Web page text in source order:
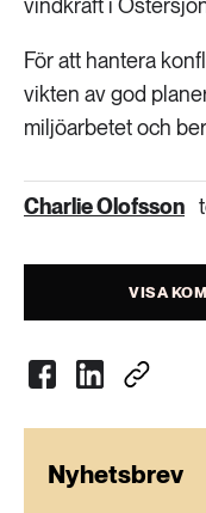
vindkraft i
För att hantera
vikten av god
miljöarbetet och
Charlie Olofsson
VISA
Nyhetsbrev